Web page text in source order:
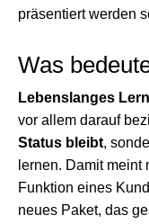
präsentiert werden
Was
Lebenslanges
vor allem darauf
Status bleibt,
lernen. Damit
Funktion eines
neues Paket, das